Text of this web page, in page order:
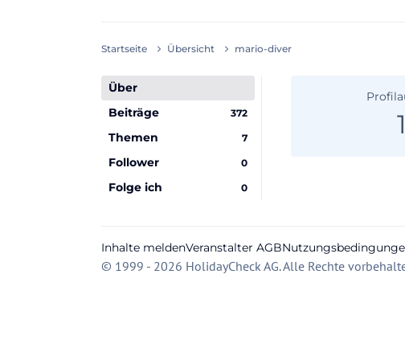
Startseite Übersicht mario-diver
Über
Beiträge
372
Themen 7
Follower 0
Folge ich 0
1
Inhalte meldenVeranstalter AGB
© 1999 - 2026 HolidayCheck AG. Alle Rechte